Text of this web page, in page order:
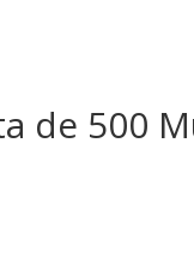
de 500